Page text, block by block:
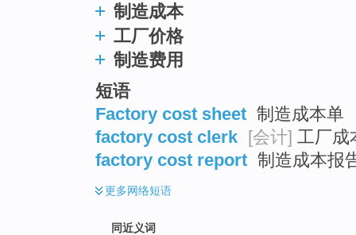
制造成本
工厂价格
制造费用
短语
Factory cost sheet 制造成本单
factory cost clerk [会计] 工厂成
factory cost report 制造成本报
更多网络短语
同近义词